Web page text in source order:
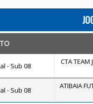
- Sub 08 CTA TEAM
- Sub 08 ATIBAIA